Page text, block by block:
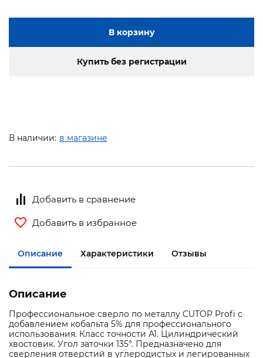
В корзину
Купить без регистрации
В наличии: в магазине
Добавить в сравнение
Добавить в избранное
Описание Характеристики Отзывы
Описание
Профессиональное сверло по металлу CUTOP Profi с
добавлением кобальта 5% для профессионального
использования. Класс точности А1. Цилиндрический
хвостовик. Угол заточки 135°. Предназначено для
сверления отверстий в углеродистых и легированных